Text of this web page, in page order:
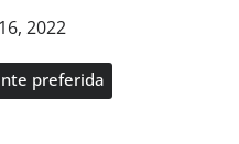
2022
preferida